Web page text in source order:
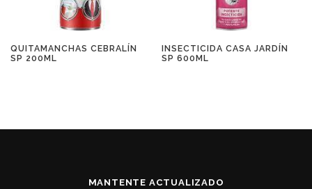
QUITAMANCHAS CEBRALÍN
SP 200ML
INSECTICIDA CASA JARDÍN
SP 600ML
MANTENTE ACTUALIZADO